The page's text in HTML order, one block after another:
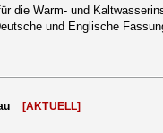
die Warm- und
und Englische
[AKTUELL]